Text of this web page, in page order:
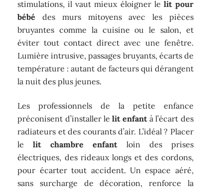
stimulations, il vaut mieux éloigner le lit pour
bébé des murs mitoyens avec les pièces
bruyantes comme la cuisine ou le salon, et
éviter tout contact direct avec une fenêtre.
Lumière intrusive, passages bruyants, écarts de
température : autant de facteurs qui dérangent
la nuit des plus jeunes.
Les professionnels de la petite enfance
préconisent d’installer le lit enfant à l’écart des
radiateurs et des courants d’air. L’idéal ? Placer
lelit chambre enfant loin des prises
électriques, des rideaux longs et des cordons,
pour écarter tout accident. Un espace aéré,
sans surcharge de décoration, renforce la